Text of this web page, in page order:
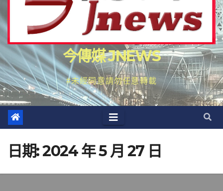
今傳媒 JNEWS
#未經同意請勿任意轉載
日期:2024 年 5 月 27 日